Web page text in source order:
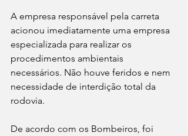
A empresa responsável pela carreta
acionou imediatamente uma empresa
especializada para realizar os
procedimentos ambientais
necessários. Não houve feridos e nem
necessidade de interdição total da
rodovia.
De acordo com os Bombeiros, foi